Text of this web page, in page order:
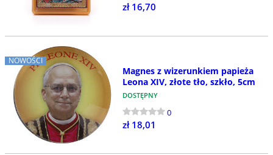
zł 16,70
NOWOŚCI
Magnes z wizerunkiem papieża
Leona XIV, złote tło, szkło, 5cm
DOSTĘPNY
0
zł 18,01